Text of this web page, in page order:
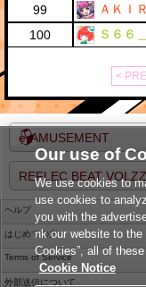
99
ＡＫＩ
100
Ｓ６６＿
<
e-AMUSEMENT
REFLEC BEAT
ヘルプ
はじめての方
Terms of Service
外部送信について
Our use of
We use cookies to
use cookies to
you with the
nk our website to the
Cookies”, all of
Cookie Notice